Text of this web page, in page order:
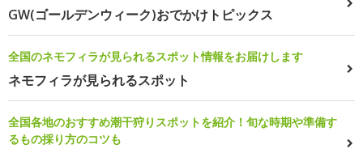
GW(ゴールデンウィーク)おでかけトピックス
全国のネモフィラが見られるスポット情報をお届けします
ネモフィラが見られるスポット
全国各地のおすすめ潮干狩りスポットを紹介！旬な時期や準備す
るもの採り方のコツも